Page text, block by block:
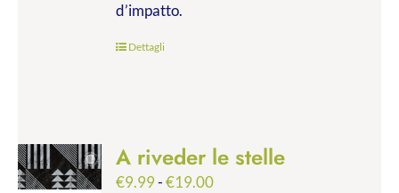
d’impatto.
Dettagli
A riveder le stelle
€9.99-€19.00Fascia